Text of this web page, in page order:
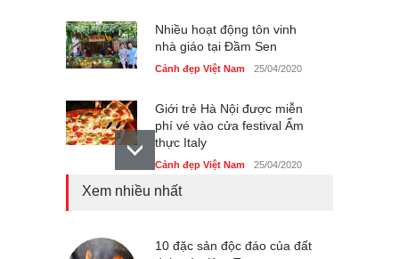
Nhiều hoạt động tôn vinh
nhà giáo tại Đầm Sen
Cảnh đẹp Việt Nam 25/04/2020
Giới trẻ Hà Nội được miễn
phí vé vào cửa festival Ẩm
thực Italy
Cảnh đẹp Việt Nam 25/04/2020
Cảnh đẹp Việt Nam 25/04/2020
Xem nhiều nhất
10 đặc sản độc đáo của đất